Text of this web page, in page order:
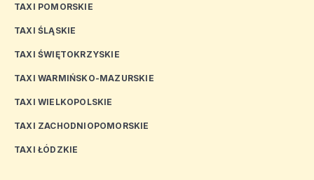
TAXI POMORSKIE
TAXI ŚLĄSKIE
TAXI ŚWIĘTOKRZYSKIE
TAXI WARMIŃSKO-MAZURSKIE
TAXI WIELKOPOLSKIE
TAXI ZACHODNIOPOMORSKIE
TAXI ŁÓDZKIE